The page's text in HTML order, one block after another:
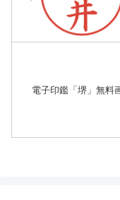
電子印鑑「堺」無料